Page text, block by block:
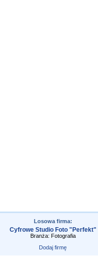
Losowa firma:
Cyfrowe Studio Foto "Perfekt"
Branża: Fotografia
Dodaj firmę